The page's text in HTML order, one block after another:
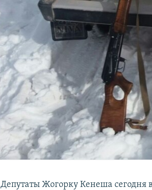
Депутаты Жогорку Кенеша сегодня